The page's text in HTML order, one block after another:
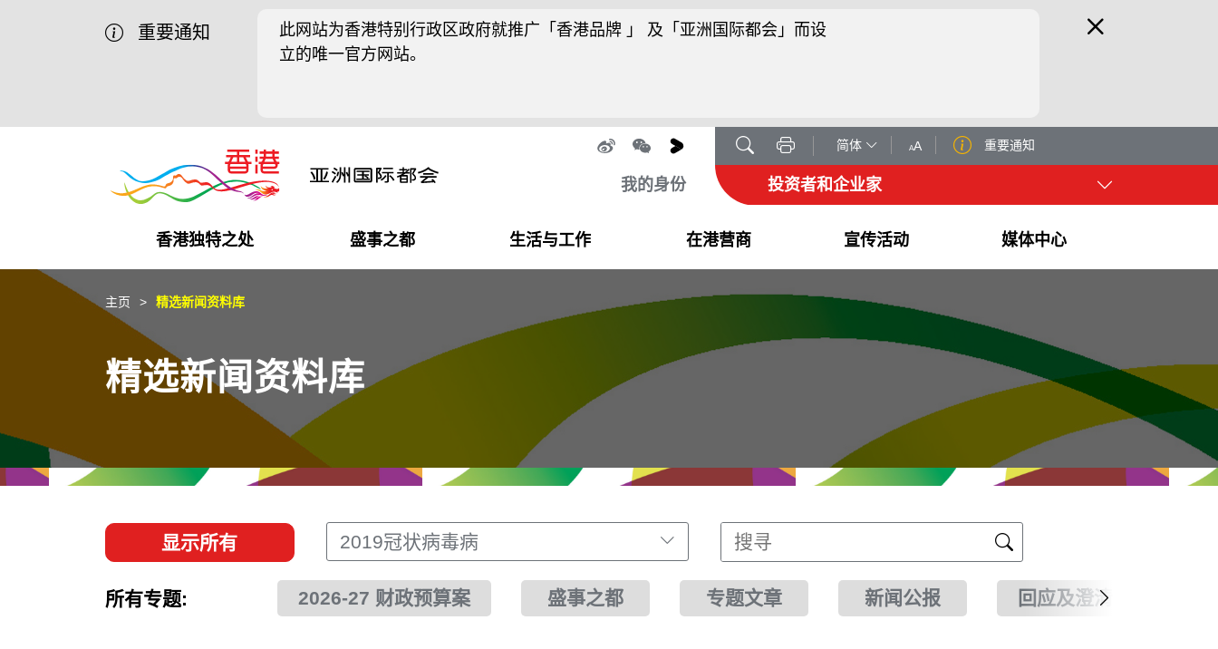
重要通知
此网站为香港特别行政区政府就推广「香港品牌 」 及「亚洲国际都会」而设
立的唯一官方网站。
简体 重要通知
我的身份 投资者和企业家
香港独特之处
商业机遇
独特优势
盛事之都
盛事之都
最新活动精选
生活与工作
在港工作
都会生活
在港营商
在港创业
初创企业
宣传活动
推广香港@中国内地
推广香港@中东
推广香港@粤港澳大湾区
媒体中心
最新资讯
媒体资讯
主页 精选新闻资料库
精选新闻资料库
显示所有 2019冠状病毒病
所有专题: 2026-27 财政预算案 盛事之都 专题文章 新闻公报 回应及澄清